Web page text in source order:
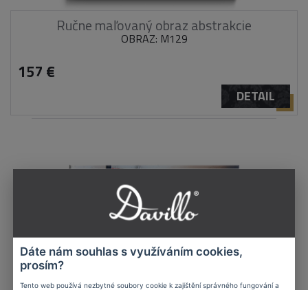
Ručne maľovaný obraz abstrakcie
OBRAZ: M129
157 €
DETAIL
Dáte nám souhlas s využíváním cookies,
prosím?
Tento web používá nezbytné soubory cookie k zajištění správného fungování a